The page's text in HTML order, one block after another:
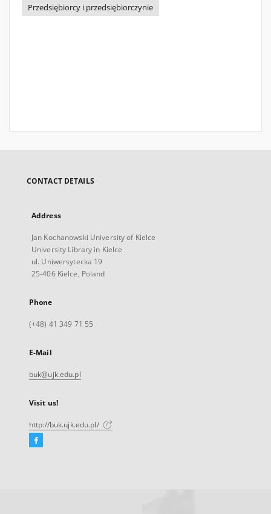
Przedsiębiorcy i przedsiębiorczynie
CONTACT DETAILS
Address
Jan Kochanowski University of Kielce
University Library in Kielce
ul. Uniwersytecka 19
25-406 Kielce, Poland
Phone
(+48) 41 349 71 55
E-Mail
buk@ujk.edu.pl
Visit us!
http://buk.ujk.edu.pl/
Facebook